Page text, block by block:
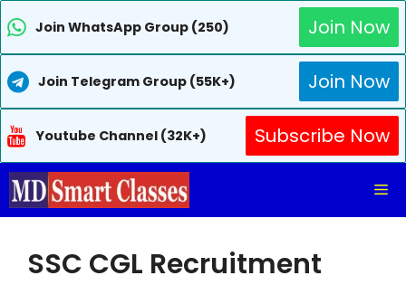
Join WhatsApp Group (250) Join Now
Join Telegram Group (55K+) Join Now
Youtube Channel (32K+)
Subscribe Now
Skip
to
SSC CGL Recruitment